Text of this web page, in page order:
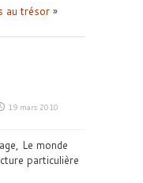
au trésor »
19 mars 2010
Le monde
particulière